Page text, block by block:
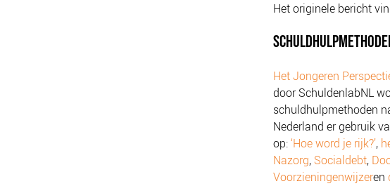
Het originele bericht
Het Jongeren
door SchuldenlabNL
schuldhulpmethoden
Nederland er gebruik
op:‘Hoe word je rijk?’,
Nazorg, Socialdebt,
Voorzieningenwijzeren